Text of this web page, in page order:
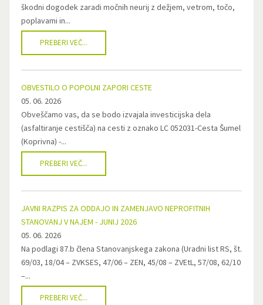
škodni dogodek zaradi močnih neurij z dežjem, vetrom, točo,
poplavami in...
PREBERI VEČ...
OBVESTILO O POPOLNI ZAPORI CESTE
05. 06. 2026
Obveščamo vas, da se bodo izvajala investicijska dela
(asfaltiranje cestišča) na cesti z oznako LC 052031-Cesta Šumel
(Koprivna) -...
PREBERI VEČ...
JAVNI RAZPIS ZA ODDAJO IN ZAMENJAVO NEPROFITNIH
STANOVANJ V NAJEM - JUNIJ 2026
05. 06. 2026
Na podlagi 87.b člena Stanovanjskega zakona (Uradni list RS, št.
69/03, 18/04 – ZVKSES, 47/06 – ZEN, 45/08 – ZVEtL, 57/08, 62/10
–...
PREBERI VEČ...